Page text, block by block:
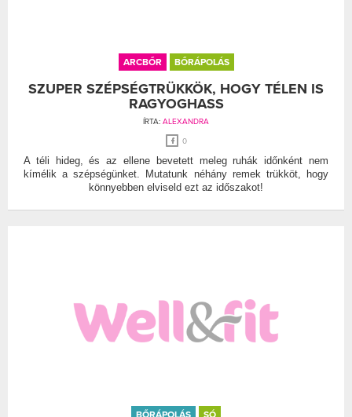
ARCBŐR BŐRÁPOLÁS
SZUPER SZÉPSÉGTRÜKKÖK, HOGY TÉLEN IS
RAGYOGHASS
ÍRTA: ALEXANDRA
0
A téli hideg, és az ellene bevetett meleg ruhák időnként nem
kímélik a szépségünket. Mutatunk néhány remek trükköt, hogy
könnyebben elviseld ezt az időszakot!
BŐRÁPOLÁS SÓ